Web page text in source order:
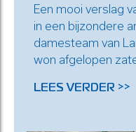
Een mooi verslag
in een bijzondere
damesteam van
won afgelopen
LEES VERDER >>